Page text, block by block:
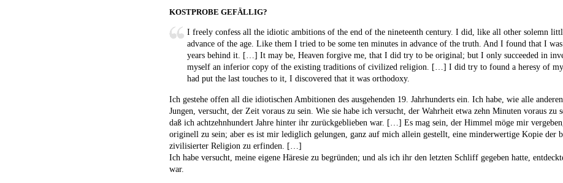
KOSTPROBE GEFÄLLIG?
I freely confess all the idiotic ambitions of the end of the nineteenth century. I did, like all other solemn
advance of the age. Like them I tried to be some ten minutes in advance of the truth. And I found that I
years behind it. […] It may be, Heaven forgive me, that I did try to be original; but I only succeeded in
myself an inferior copy of the existing traditions of civilized religion. […] I did try to found a heresy of
had put the last touches to it, I discovered that it was orthodoxy.
Ich gestehe offen all die idiotischen Ambitionen des ausgehenden 19. Jahrhunderts ein. Ich habe, wie alle
Jungen, versucht, der Zeit voraus zu sein. Wie sie habe ich versucht, der Wahrheit etwa zehn Minuten voraus zu
daß ich achtzehnhundert Jahre hinter ihr zurückgeblieben war. […] Es mag sein, der Himmel möge mir
originell zu sein; aber es ist mir lediglich gelungen, ganz auf mich allein gestellt, eine minderwertige Kopie der
zivilisierter Religion zu erfinden. […]
Ich habe versucht, meine eigene Häresie zu begründen; und als ich ihr den letzten Schliff gegeben hatte,
war.